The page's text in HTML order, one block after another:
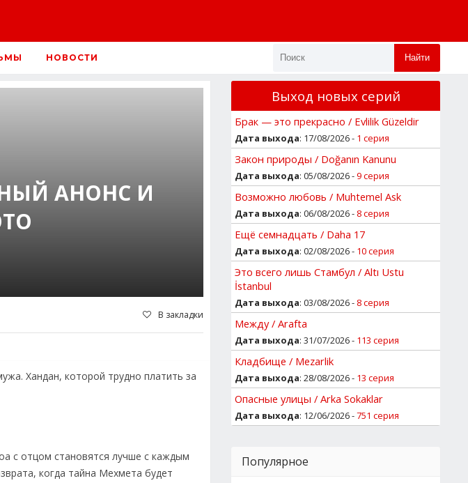
НОВОСТИ Найти
АНОНС И
В закладки
Хандан, которой трудно платить за
с отцом становятся лучше с каждым
когда тайна Мехмета будет
Выход новых серий
Брак — это прекрасно / Evlilik Güzeldir
Дата выхода: 17/08/2026 - 1 серия
Закон природы / Doğanın Kanunu
Дата выхода: 05/08/2026 -9 серия
Возможно любовь / Muhtemel Ask
Дата выхода: 06/08/2026 - 8 серия
Ещё семнадцать / Daha 17
Дата выхода: 02/08/2026 - 10 серия
Это всего лишь Стамбул / Altı Ustu
İstanbul
Дата выхода: 03/08/2026 - 8 серия
Между / Arafta
Дата выхода: 31/07/2026 - 113 серия
Кладбище / Mezarlik
Дата выхода: 28/08/2026 - 13 серия
Опасные улицы / Arka Sokaklar
Дата выхода: 12/06/2026 -751 серия
Популярное